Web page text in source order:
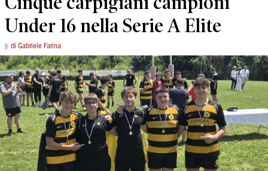
Under 16 nella Serie A Elite
di Gabriele Farina